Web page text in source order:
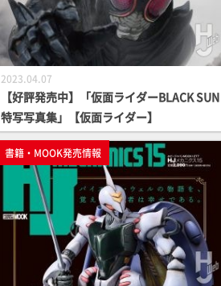
2023.04.07
【好評発売中】「仮面ライダーBLACK SUN
特写写真集」【仮面ライダー】
書籍・MOOK発売情報